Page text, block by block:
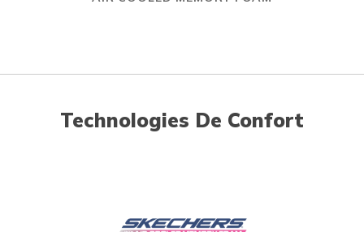
Technologies De Confort